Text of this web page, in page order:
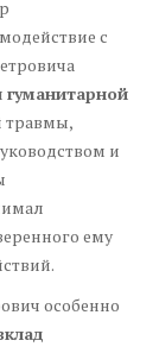
с
гуманитарной
травмы,
и
ему
особенно